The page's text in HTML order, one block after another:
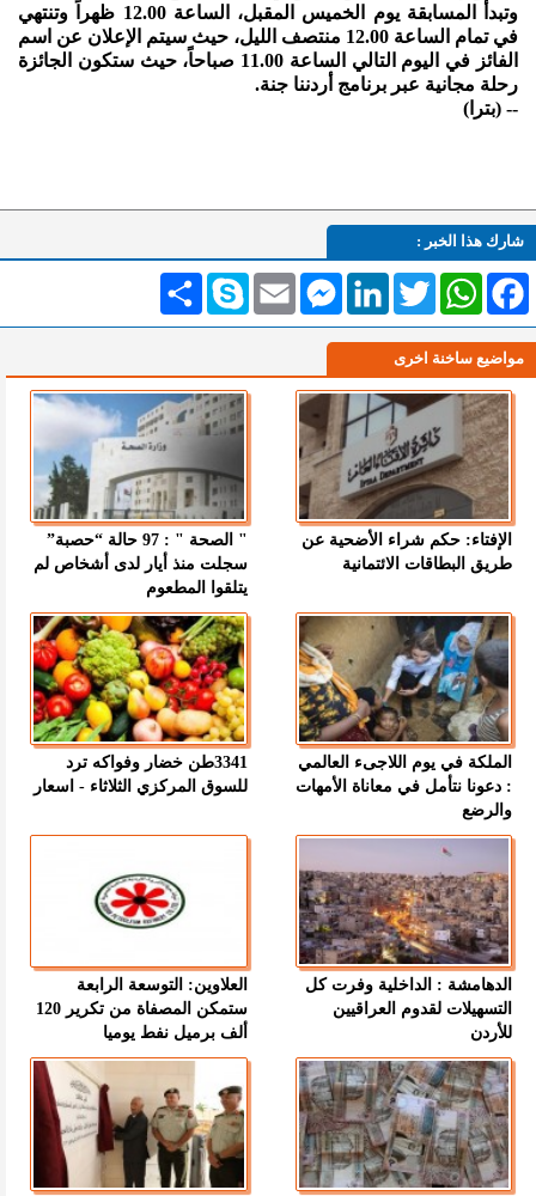
وتبدأ المسابقة يوم الخميس المقبل، الساعة 12.00 ظهراً وتنتهي
في تمام الساعة 12.00 منتصف الليل، حيث سيتم الإعلان عن اسم
الفائز في اليوم التالي الساعة 11.00 صباحاً، حيث ستكون الجائزة
رحلة مجانية عبر برنامج أردننا جنة.
-- (بترا)
شارك هذا الخبر :
انشر Skype Email
MessengerLinkedInTwitterWhatsAppFacebook
مواضيع ساخنة اخرى
الإفتاء: حكم شراء الأضحية عن
طريق البطاقات الائتمانية
" الصحة " : 97 حالة “حصبة”
سجلت منذ أيار لدى أشخاص لم
يتلقوا المطعوم
الملكة في يوم اللاجىء العالمي
: دعونا نتأمل في معاناة الأمهات
والرضع
3341طن خضار وفواكه ترد
للسوق المركزي الثلاثاء - اسعار
الدهامشة : الداخلية وفرت كل
التسهيلات لقدوم العراقيين
للأردن
العلاوين: التوسعة الرابعة
ستمكن المصفاة من تكرير 120
ألف برميل نفط يوميا